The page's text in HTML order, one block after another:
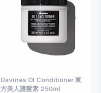
Davines OI Conditioner 東
方美人護髮素 250ml